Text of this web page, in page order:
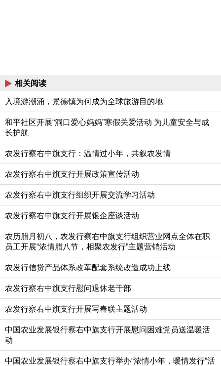
相关阅读
入境游潮涌，景德镇为何成为全球旅游目的地
和平社区开展“洞口爱心妈妈”寒假关爱活动 为儿童安全与成
长护航
农发行察右中旗支行：温情过小年，共叙农发情
农发行察右中旗支行开展政策宣传活动
农发行察右中旗支行组织开展交流学习活动
农发行察右中旗支行开展银企座谈活动
农历腊月初八，农发行察右中旗支行组织营业网点全体在职
员工开展“浓情腊八节，相聚农发行”主题营销活动
农发行信贷产品体系改革配套系统改造成功上线
农发行察右中旗支行慰问退休老干部
农发行察右中旗支行开展写春联主题活动
中国农业发展银行察右中旗支行开展慰问困难党员送温暖活
动
中国农业发展银行察右中旗支行举办“浓情小年，暖情发行”活